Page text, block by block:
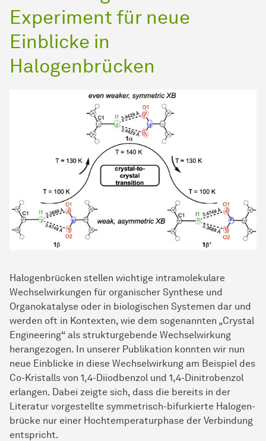
Experiment für neue
Einblicke in
Halogenbrücken
Halogenbrücken stellen wichtige intramolekulare
Wechselwirkungen für organischer Synthese und
Organokatalyse oder in biologischen Systemen dar und
werden oft in Kontexten, wie dem sogenannten „Crystal
Engineering“ als strukturgebende Wechselwirkung
herangezogen. In unserer Pub­li­ka­tion konnten wir nun
neue Einblicke in diese Wechselwirkung am Beispiel des
Co-Kristalls von 1,4-Diiodbenzol und 1,4-Dinitrobenzol
erlangen. Dabei zeigte sich, dass die bereits in der
Literatur vorgestellte symmetrisch-bifurkierte Ha­lo­gen­
brü­cke nur einer Hochtemperaturphase der Verbindung
entspricht.